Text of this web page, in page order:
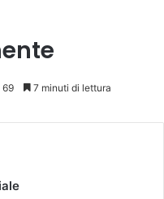
69 7 minuti di lettura